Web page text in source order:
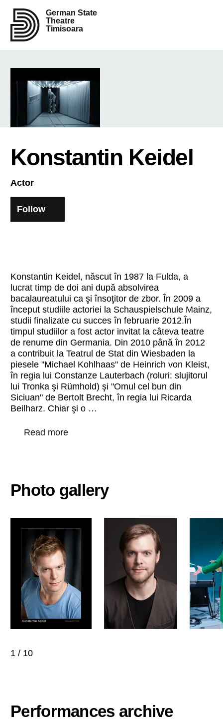
German State
Theatre
Timisoara
Konstantin Keidel
Actor
Follow
Konstantin Keidel, născut în 1987 la Fulda, a
lucrat timp de doi ani după absolvirea
bacalaureatului ca şi însoţitor de zbor. În 2009 a
început studiile actoriei la Schauspielschule Mainz,
studii finalizate cu succes în februarie 2012.În
timpul studiilor a fost actor invitat la câteva teatre
de renume din Germania. Din 2010 până în 2012
a contribuit la Teatrul de Stat din Wiesbaden la
piesele "Michael Kohlhaas" de Heinrich von Kleist,
în regia lui Constanze Lauterbach (roluri: slujitorul
lui Tronka şi Rümhold) şi "Omul cel bun din
Siciuan" de Bertolt Brecht, în regia lui Ricarda
Beilharz. Chiar şi o …
Read more
Photo gallery
1 / 10
Performances archive